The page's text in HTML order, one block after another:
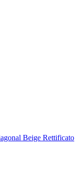
Beige Rettificato